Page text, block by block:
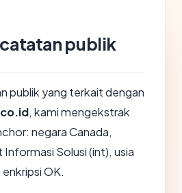
publik
publik yang terkait dengan
, kami mengekstrak
negara Canada,
Informasi Solusi (int), usia
OK.